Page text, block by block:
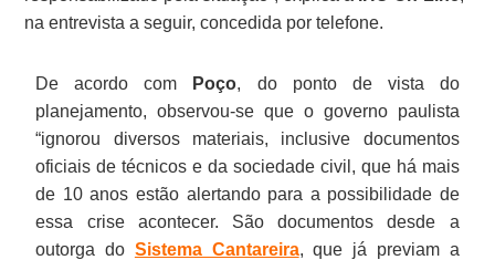
na entrevista a seguir, concedida por telefone.
De acordo com Poço, do ponto de vista do
planejamento, observou-se que o governo paulista
“ignorou diversos materiais, inclusive documentos
oficiais de técnicos e da sociedade civil, que há mais
de 10 anos estão alertando para a possibilidade de
essa crise acontecer. São documentos desde a
outorga do Sistema Cantareira, que já previam a